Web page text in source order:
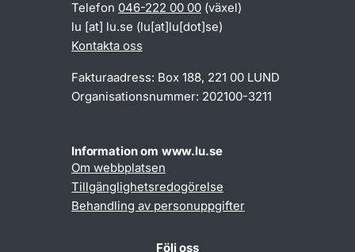
Telefon 046-222 00 00 (växel)
lu [at] lu.se (lu[at]lu[dot]se)
Kontakta oss
Fakturaadress: Box 188, 221 00 LUND
Organisationsnummer: 202100-3211
Information om www.lu.se
Om webbplatsen
Tillgänglighetsredogörelse
Behandling av personuppgifter
Följ oss